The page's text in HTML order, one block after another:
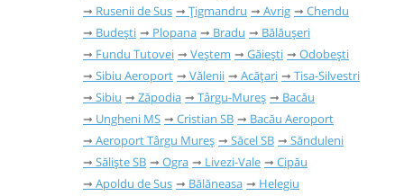
Rusenii de Sus
Țigmandru Avrig
Chendu
Budești
Plopana Bradu
Bălăușeri
Fundu Tutovei
Veștem Găieşti
Odobești
Sibiu Aeroport
Vălenii Acățari
Tisa-Silvestri
Sibiu
Zăpodia Târgu-Mureș
Bacău
Ungheni MS
Cristian SB
Bacău Aeroport
Aeroport Târgu Mureș
Săcel SB
Sănduleni
Săliște SB
Ogra Livezi-Vale
Cipău
Apoldu de Sus
Bălăneasa
Helegiu